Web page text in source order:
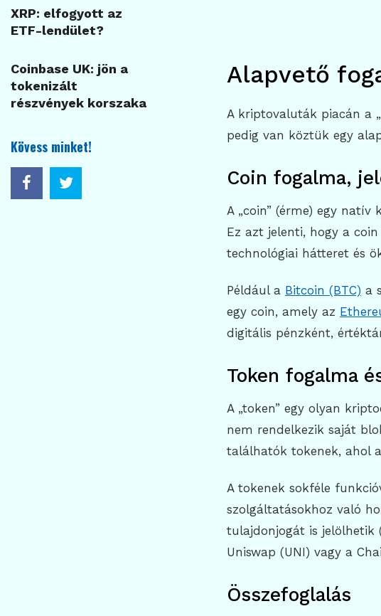
Alapvető
A kriptovaluták piacán a
pedig van köztük egy
Coin fogalma,
A „coin” (érme) egy
Ez azt jelenti, hogy a
technológiai hátteret és
Például a Bitcoin (BTC) a
egy coin, amely az
digitális pénzként,
Token fogalma
A „token” egy olyan
nem rendelkezik saját
találhatók tokenek, ahol
A tokenek sokféle
szolgáltatásokhoz való
tulajdonjogát is jelölhetik
Uniswap (UNI) vagy a
Összefoglalás
XRP: elfogyott az
ETF-lendület?
Coinbase UK: jön a
tokenizált
részvények korszaka
Kövess minket!